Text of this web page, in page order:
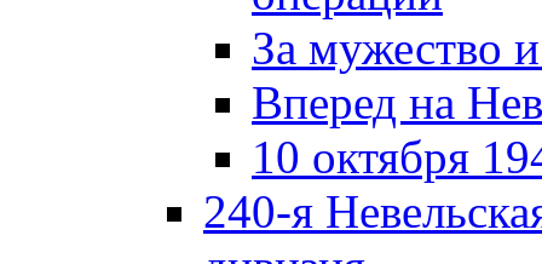
За мужество
Вперед на
10 октября
240-я